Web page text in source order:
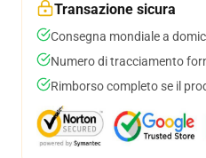
Transazione sicura
Consegna mondiale a
Numero di tracciamento
Rimborso completo se il